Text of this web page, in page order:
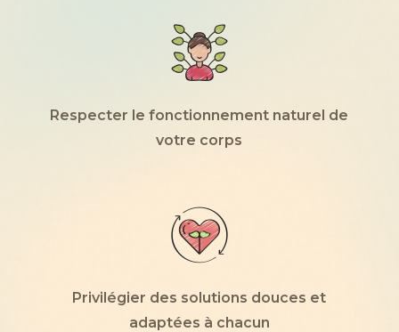
Respecter le fonctionnement naturel de
votre corps
Privilégier des solutions douces et
adaptées à chacun